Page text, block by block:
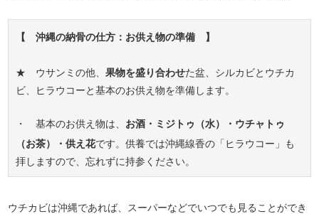
【 沖縄の納骨の仕方：お供え物の準備 】
★ ウサンミの他、果物を盛り合わせた盆、シルカビとウチカ
ビ、ヒラウコーと基本のお供え物を準備します。
・ 基本のお供え物は、 お酒・ミジトゥ（水）・ウチャトゥ
（お茶）・供え花です。供養では沖縄線香の「ヒラウコー」も
拝しますので、忘れずに持参ください。
ウチカビは沖縄であれば、スーパーなどでいつでも見ることができ